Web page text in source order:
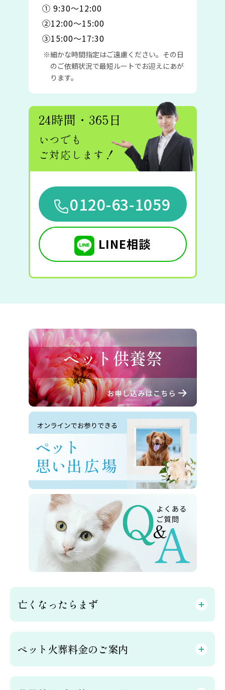
① 9:30〜12:00
②12:00〜15:00
③15:00〜17:30
細かな時間指定はご遠慮ください。その日
のご依頼状況で最短ルートでお迎えにあが
ります。
24時間・365日
いつでも
ご対応します！
0120-63-1059
LINE相談
亡くなったらまず
ペット火葬料金のご案内